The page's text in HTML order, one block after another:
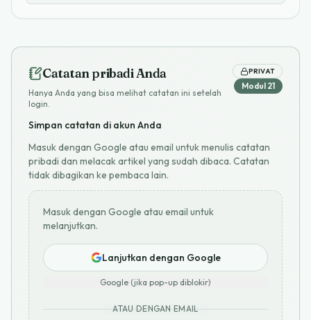
Catatan pribadi Anda
Hanya Anda yang bisa melihat catatan ini setelah
login.
PRIVAT
Modul 21
Simpan catatan di akun Anda
Masuk dengan Google atau email untuk menulis catatan
pribadi dan melacak artikel yang sudah dibaca. Catatan
tidak dibagikan ke pembaca lain.
Masuk dengan Google atau email untuk
melanjutkan.
Lanjutkan dengan Google
Google (jika pop-up diblokir)
ATAU DENGAN EMAIL